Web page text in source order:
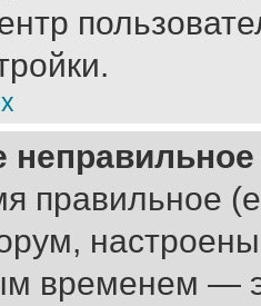
правильное
настроены
временем —